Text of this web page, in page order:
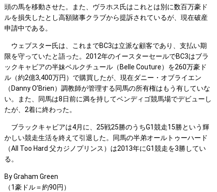
頭の馬を移動させた。また、ヴラホス氏はこれとは別に数百万豪ド
ルを損失したとし高額賭事クラブから提訴されているが、現在破産
申請中である。
ウェブスター氏は、これまでBC3は立派な顧客であり、支払い期
限を守っていたと語った。2012年のイースターセールでBC3はブラ
ックキャビアの半妹ベルクチュール（Belle Couture）を260万豪ド
ル（約2億3,400万円）で購買したが、現在ダニー・オブライエン
（Danny O’Brien）調教師が管理する同馬の所有権はもう有していな
い。また、同馬は8日前に満を持してベンディゴ競馬場でデビューし
たが、2着に終わった。
ブラックキャビアは4月に、25戦25勝のうちG1競走15勝という輝
かしい競走生活を終えて引退した。同馬の半弟オールトゥーハード
（All Too Hard 父カジノプリンス）は2013年にG1競走を3勝してい
る。
By Graham Green
（1豪ドル＝約90円）